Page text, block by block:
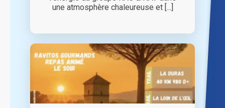
une atmosphère chaleureuse et [...]